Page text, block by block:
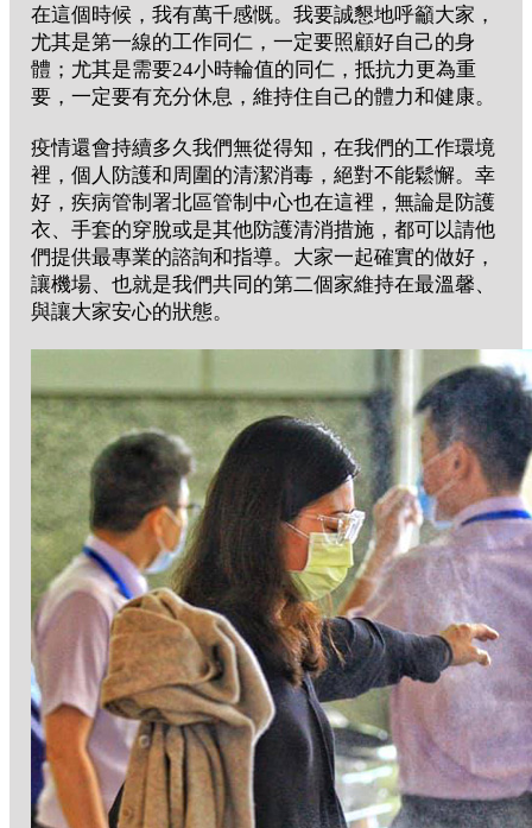
在這個時候，我有萬千感慨。我要誠懇地呼籲大家，
尤其是第一線的工作同仁，一定要照顧好自己的身
體；尤其是需要24小時輪值的同仁，抵抗力更為重
要，一定要有充分休息，維持住自己的體力和健康。
疫情還會持續多久我們無從得知，在我們的工作環境
裡，個人防護和周圍的清潔消毒，絕對不能鬆懈。幸
好，疾病管制署北區管制中心也在這裡，無論是防護
衣、手套的穿脫或是其他防護清消措施，都可以請他
們提供最專業的諮詢和指導。大家一起確實的做好，
讓機場、也就是我們共同的第二個家維持在最溫馨、
與讓大家安心的狀態。